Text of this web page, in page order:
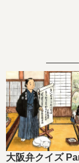
大阪弁クイズ